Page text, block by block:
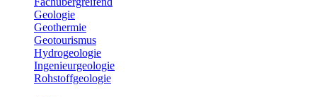
Geologie
Geothermie
Geotourismus
Hydrogeologie
Ingenieurgeologie
Rohstoffgeologie